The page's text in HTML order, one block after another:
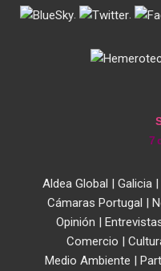
. .
7
Aldea Global | Galicia|
Cámaras Portugal |
Opinión |
Comercio |
Medio Ambiente |